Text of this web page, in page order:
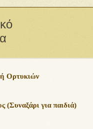
Ορτυκιών
(Συναξάρι για παιδιά)